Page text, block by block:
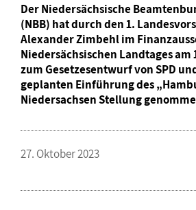
Der Niedersächsische
(NBB) hat durch den 1.
Alexander Zimbehl im
Niedersächsischen Landtages am
zum Gesetzesentwurf von SPD
geplanten Einführung des
Niedersachsen Stellung
27. Oktober 2023